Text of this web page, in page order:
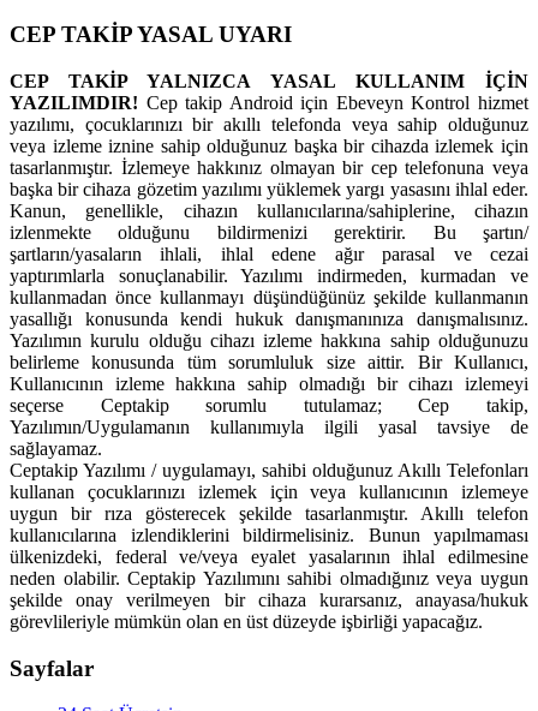
CEP TAKİP YASAL UYARI
CEP TAKİP YALNIZCA YASAL KULLANIM İÇİN
YAZILIMDIR! Cep takip Android için Ebeveyn Kontrol hizmet
yazılımı, çocuklarınızı bir akıllı telefonda veya sahip olduğunuz
veya izleme iznine sahip olduğunuz başka bir cihazda izlemek için
tasarlanmıştır. İzlemeye hakkınız olmayan bir cep telefonuna veya
başka bir cihaza gözetim yazılımı yüklemek yargı yasasını ihlal eder.
Kanun, genellikle, cihazın kullanıcılarına/sahiplerine, cihazın
izlenmekte olduğunu bildirmenizi gerektirir. Bu şartın/
şartların/yasaların ihlali, ihlal edene ağır parasal ve cezai
yaptırımlarla sonuçlanabilir. Yazılımı indirmeden, kurmadan ve
kullanmadan önce kullanmayı düşündüğünüz şekilde kullanmanın
yasallığı konusunda kendi hukuk danışmanınıza danışmalısınız.
Yazılımın kurulu olduğu cihazı izleme hakkına sahip olduğunuzu
belirleme konusunda tüm sorumluluk size aittir. Bir Kullanıcı,
Kullanıcının izleme hakkına sahip olmadığı bir cihazı izlemeyi
seçerse Ceptakip sorumlu tutulamaz; Cep takip,
Yazılımın/Uygulamanın kullanımıyla ilgili yasal tavsiye de
sağlayamaz.
Ceptakip Yazılımı / uygulamayı, sahibi olduğunuz Akıllı Telefonları
kullanan çocuklarınızı izlemek için veya kullanıcının izlemeye
uygun bir rıza gösterecek şekilde tasarlanmıştır. Akıllı telefon
kullanıcılarına izlendiklerini bildirmelisiniz. Bunun yapılmaması
ülkenizdeki, federal ve/veya eyalet yasalarının ihlal edilmesine
neden olabilir. Ceptakip Yazılımını sahibi olmadığınız veya uygun
şekilde onay verilmeyen bir cihaza kurarsanız, anayasa/hukuk
görevlileriyle mümkün olan en üst düzeyde işbirliği yapacağız.
Sayfalar